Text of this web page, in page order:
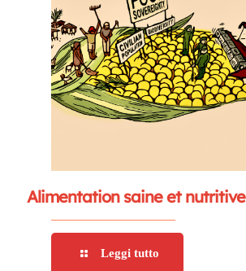
Alimentation saine et nutritive
Leggi tutto